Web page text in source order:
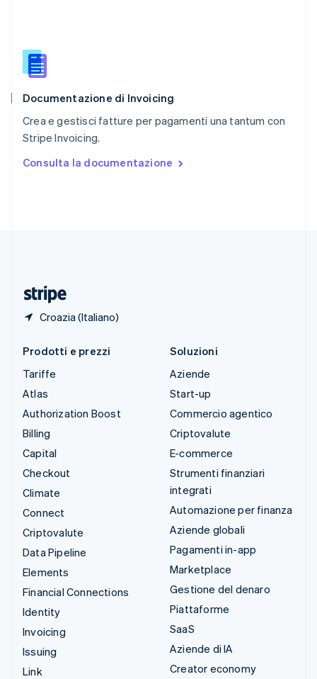
Documentazione di Invoicing
Crea e gestisci fatture per pagamenti una tantum con
Stripe Invoicing.
Consulta la documentazione
Croazia (Italiano)
English
Slovacchia
Slovenia
Spagna
EspañolEnglish
English Español简体中文
Prodotti e prezzi
Tariffe
Atlas
Authorization Boost
Billing
Capital
Checkout
Climate
Connect
Criptovalute
Data Pipeline
Elements
Financial Connections
Identity
Invoicing
Issuing
Link
Soluzioni
Aziende
Start-up
Commercio agentico
Criptovalute
E-commerce
Strumenti finanziari
integrati
Automazione per finanza
Aziende globali
Pagamenti in-app
Marketplace
Gestione del denaro
Piattaforme
SaaS
Aziende di IA
Creator economy